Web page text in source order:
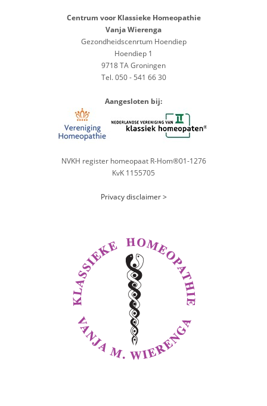
Centrum voor Klassieke Homeopathie
Vanja Wierenga
Gezondheidscenrtum Hoendiep
Hoendiep 1
9718 TA Groningen
Tel. 050 - 541 66 30
Aangesloten bij:
NVKH register homeopaat R-Hom®01-1276
KvK 1155705
Privacy disclaimer >